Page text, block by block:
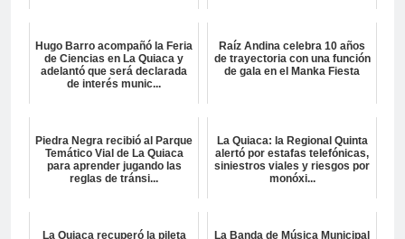
Hugo Barro acompañó la Feria
de Ciencias en La Quiaca y
adelantó que será declarada
de interés munic...
Raíz Andina celebra 10 años
de trayectoria con una función
de gala en el Manka Fiesta
Piedra Negra recibió al Parque
Temático Vial de La Quiaca
para aprender jugando las
reglas de tránsi...
La Quiaca: la Regional Quinta
alertó por estafas telefónicas,
siniestros viales y riesgos por
monóxi...
La Quiaca recuperó la pileta
La Banda de Música Municipal